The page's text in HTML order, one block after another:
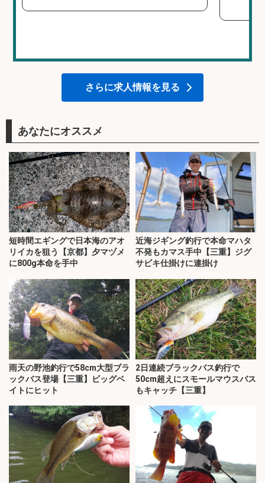
さらに求人情報を見る
あなたにオススメ
短時間エギングで日本海のアオ
リイカを狙う【京都】夕マヅメ
に800g本命を手中
近海ジギング釣行で本命マハタ
不発もカマス手中【三重】ジグ
サビキ仕掛けに連掛け
雨天の野池釣行で58cm大型ブラ
ックバス登場【三重】ビッグベ
イトにヒット
2日連続ブラックバス釣行で
50cm超えにスモールマウスバス
もキャッチ【三重】